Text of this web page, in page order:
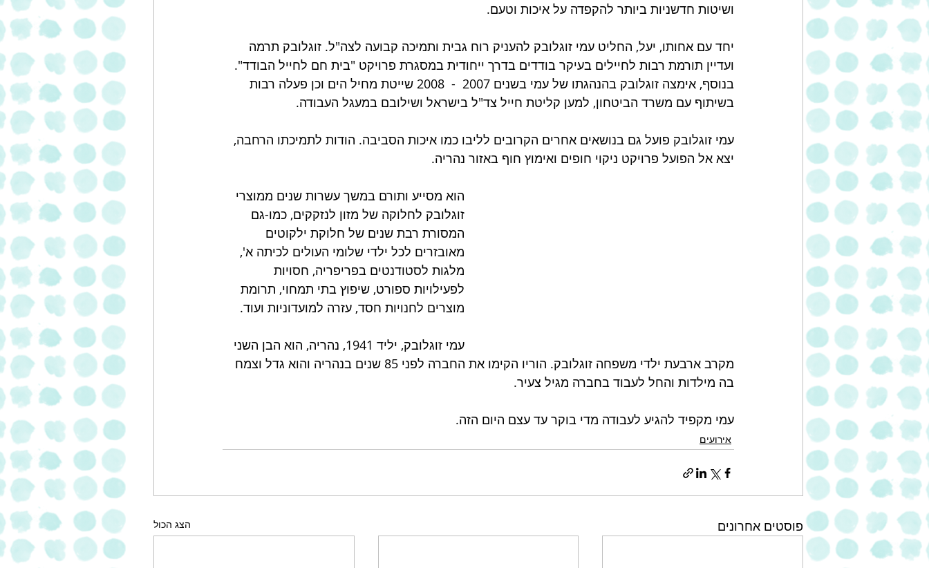
ושיטות חדשניות ביותר להקפדה על איכות וטעם.
יחד עם אחותו, יעל, החליט עמי זוגלובק להעניק רוח גבית ותמיכה קבועה לצה"ל. זוגלובק תרמה
ועדיין תורמת רבות לחיילים בעיקר בודדים בדרך ייחודית במסגרת פרויקט "בית חם לחייל הבודד".
בנוסף, אימצה זוגלובק בהנהגתו של עמי בשנים 2007  -  2008 שייטת מחיל הים וכן פעלה רבות
בשיתוף עם משרד הביטחון, למען קליטת חייל צד"ל בישראל ושילובם במעגל העבודה.
עמי זוגלובק פועל גם בנושאים אחרים הקרובים לליבו כמו איכות הסביבה. הודות לתמיכתו הרחבה,
יצא אל הפועל פרויקט ניקוי חופים ואימוץ חוף באזור נהריה.
הוא מסייע ותורם במשך עשרות שנים ממוצרי
זוגלובק לחלוקה של מזון לנזקקים, כמו-גם
המסורת רבת שנים של חלוקת ילקוטים
מאובזרים לכל ילדי שלומי העולים לכיתה א',
מלגות לסטודנטים בפריפריה, חסויות
לפעילויות ספורט, שיפוץ בתי תמחוי, תרומת
מוצרים לחנויות חסד, עזרה למועדוניות ועוד.
עמי זוגלובק, יליד 1941, נהריה, הוא הבן השני
מקרב ארבעת ילדי משפחה זוגלובק. הוריו הקימו את החברה לפני 85 שנים בנהריה והוא גדל וצמח
בה מילדות והחל לעבוד בחברה מגיל צעיר.
עמי מקפיד להגיע לעבודה מדי בוקר עד עצם היום הזה.
אירועים
פוסטים אחרונים הצג הכול